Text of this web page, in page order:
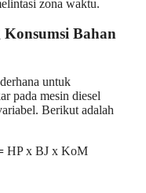
zona waktu.
Bahan
untuk
pada mesin diesel
Berikut adalah
HP x BJ x KoM